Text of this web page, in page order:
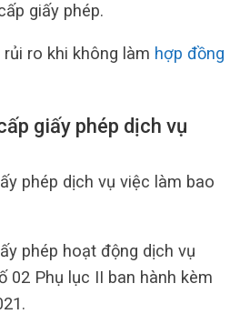
giấy phép.
ro khi không làm hợp đồng
giấy phép dịch vụ
phép dịch vụ việc làm bao
phép hoạt động dịch vụ
02 Phụ lục II ban hành kèm